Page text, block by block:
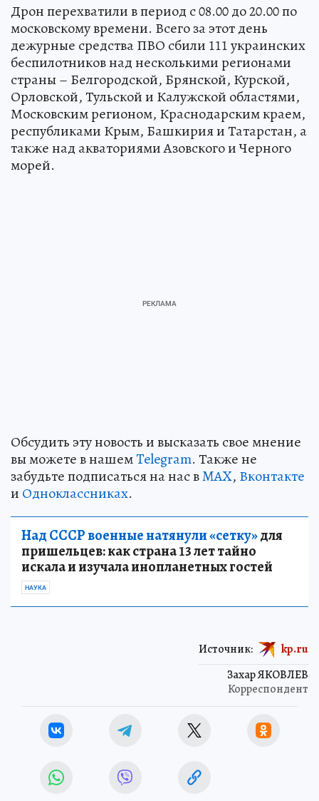
Дрон перехватили в период с 08.00 до 20.00 по
московскому времени. Всего за этот день
дежурные средства ПВО сбили 111 украинских
беспилотников над несколькими регионами
страны – Белгородской, Брянской, Курской,
Орловской, Тульской и Калужской областями,
Московским регионом, Краснодарским краем,
республиками Крым, Башкирия и Татарстан, а
также над акваториями Азовского и Черного
морей.
Обсудить эту новость и высказать свое мнение
вы можете в нашемTelegram. Также не
забудьте подписаться на нас вMAX, Вконтакте
и Одноклассниках.
Над СССР военные натянули «сетку»для
пришельцев: как страна 13 лет тайно
искала и изучала инопланетных гостей
НАУКА
Захар ЯКОВЛЕВ
Корреспондент
Источник: kp.ru